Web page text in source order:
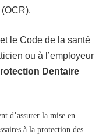
le Code de la santé
ou à l’employeur
Dentaire
d’assurer la mise en
à la protection des